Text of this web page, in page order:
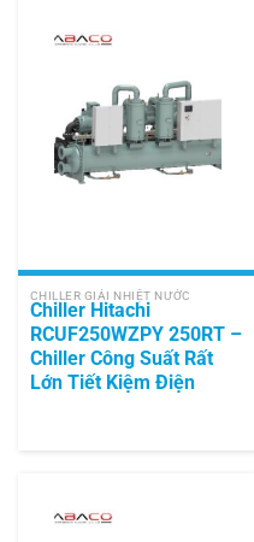
CHILLER GIẢI NHIỆT NƯỚC
Chiller Hitachi
RCUF250WZPY 250RT –
Chiller Công Suất Rất
Lớn Tiết Kiệm Điện